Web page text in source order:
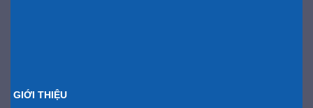
GIỚI THIỆU